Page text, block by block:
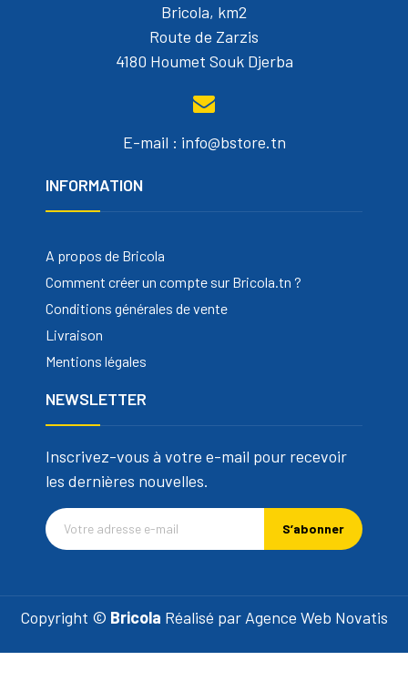
Bricola, km2
Route de Zarzis
4180 Houmet Souk Djerba
E-mail : info@bstore.tn
INFORMATION
A propos de Bricola
Comment créer un compte sur Bricola.tn ?
Conditions générales de vente
Livraison
Mentions légales
NEWSLETTER
Inscrivez-vous à votre e-mail pour recevoir
les dernières nouvelles.
S’abonner
Copyright © Bricola Réalisé par Agence Web Novatis